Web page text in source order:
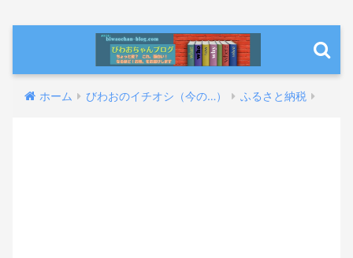
ホーム びわおのイチオシ（今の…） ふるさと納税